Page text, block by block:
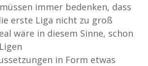
immer bedenken, dass
erste Liga nicht zu groß
wäre in diesem Sinne, schon
in Form etwas